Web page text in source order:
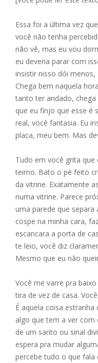
e
b
o
o
k
ss
e
n
g
er
ai
l
Essa foi a última vez
você não tenha
não vê, mas eu vou
eu deveria parar com
insistir nisso dói menos,
Chega bem naquela
tanto ter andado,
que eu finjo que esse é
real, você fantasia. Eu
placa, meu bem. Mas
Tudo em você grita que
teimo. Bato o pé feito
da vitrine. Exatamente
numa vitrine. Parece
uma parede que separa
cospe na minha cara,
escancara a porta de
te leio, você diz
Mesmo que eu não
Você me varre pra
tira de vez de casa.
É aquela coisa
algo que tem a ver com
de um santo ou sinal
espera pra mudar
percebe tudo o que